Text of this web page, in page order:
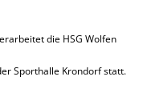
die HSG Wolfen
Sporthalle Krondorf statt.